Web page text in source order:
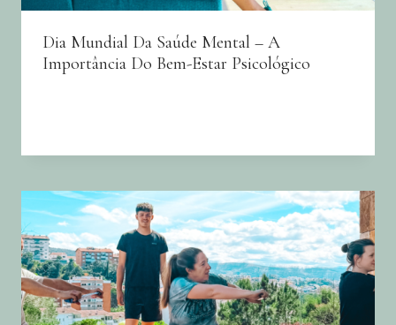
Dia Mundial Da Saúde Mental – A
Importância Do Bem-Estar Psicológico